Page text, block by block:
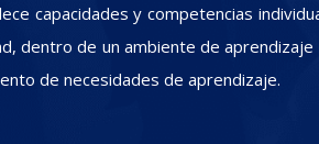
capacidades y competencias
dentro de un ambiente de
de necesidades de aprendizaje.